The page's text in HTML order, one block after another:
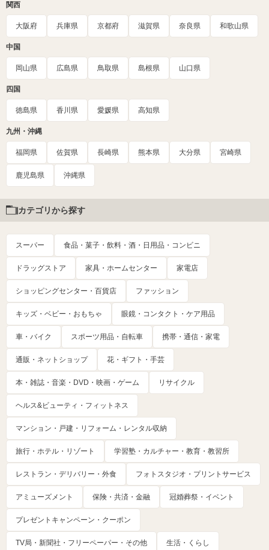
関西
大阪府 兵庫県 京都府 滋賀県 奈良県 和歌山県
中国
岡山県 広島県 鳥取県 島根県 山口県
四国
徳島県 香川県 愛媛県 高知県
九州・沖縄
福岡県 佐賀県 長崎県 熊本県 大分県 宮崎県
鹿児島県 沖縄県
カテゴリから探す
スーパー 食品・菓子・飲料・酒・日用品・コンビニ
ドラッグストア 家具・ホームセンター 家電店
ショッピングセンター・百貨店 ファッション
キッズ・ベビー・おもちゃ 眼鏡・コンタクト・ケア用品
車・バイク スポーツ用品・自転車 携帯・通信・家電
通販・ネットショップ 花・ギフト・手芸
本・雑誌・音楽・DVD・映画・ゲーム リサイクル
ヘルス&ビューティ・フィットネス
マンション・戸建・リフォーム・レンタル収納
旅行・ホテル・リゾート 学習塾・カルチャー・教育・教習所
レストラン・デリバリー・外食 フォトスタジオ・プリントサービス
アミューズメント 保険・共済・金融 冠婚葬祭・イベント
プレゼントキャンペーン・クーポン
TV局・新聞社・フリーペーパー・その他 生活・くらし